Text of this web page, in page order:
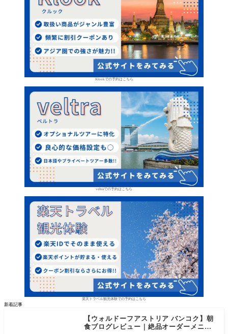
Klookでの予約はこちら
veltraでの予約はこちら
楽天トラベル観光体験での予約はこちら
新着記事
【ウォルドーフアストリア バンコク】朝
食ブログレビュー｜絶品オーダーメニュ